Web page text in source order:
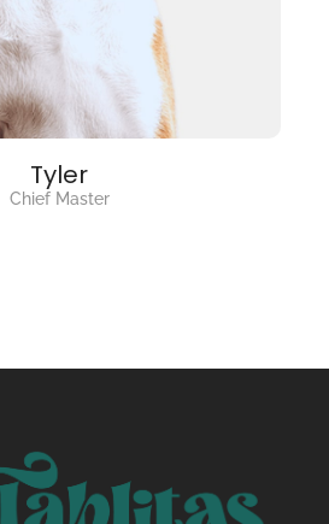
Tyler
Chief Master